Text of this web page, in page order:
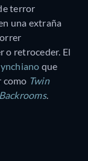
terror
una extraña
o retroceder. El
que
como Twin
Backrooms.